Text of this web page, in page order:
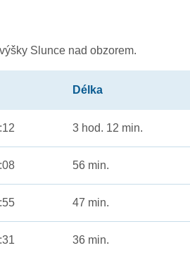
Slunce nad obzorem.
Délka
3 hod. 12 min.
56 min.
47 min.
36 min.